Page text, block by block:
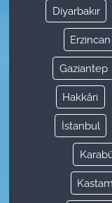
Diyarbakır
Erzincan
Gaziantep
Hakkâri
İstanbul